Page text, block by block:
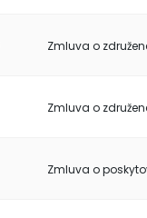
Zmluva o
Zmluva o
Zmluva o